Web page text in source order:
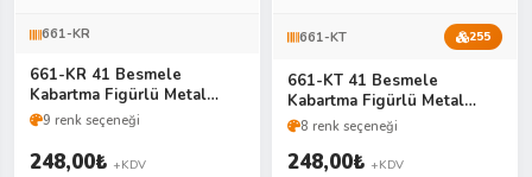
661-KR
661-KR 41 Besmele
Kabartma Figürlü Metal
Roller Kalem Seti
9 renk seçeneği
248,00₺ +KDV
661-KT 255
661-KT 41 Besmele
Kabartma Figürlü Metal
Tükenmez Kalem Seti
8 renk seçeneği
248,00₺ +KDV